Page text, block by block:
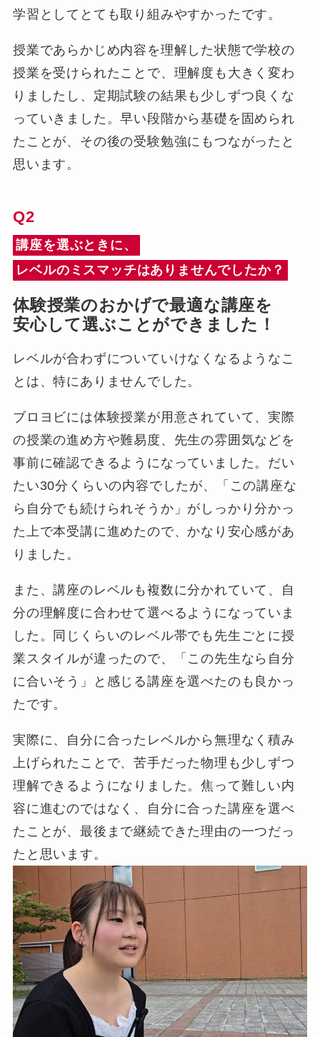
学習としてとても取り組みやすかったです。
授業であらかじめ内容を理解した状態で学校の
授業を受けられたことで、理解度も大きく変わ
りましたし、定期試験の結果も少しずつ良くな
っていきました。早い段階から基礎を固められ
たことが、その後の受験勉強にもつながったと
思います。
Q2
講座を選ぶときに、
レベルのミスマッチはありませんでしたか？
体験授業のおかげで最適な講座を
安心して選ぶことができました！
レベルが合わずについていけなくなるようなこ
とは、特にありませんでした。
ブロヨビには体験授業が用意されていて、実際
の授業の進め方や難易度、先生の雰囲気などを
事前に確認できるようになっていました。だい
たい30分くらいの内容でしたが、「この講座な
ら自分でも続けられそうか」がしっかり分かっ
た上で本受講に進めたので、かなり安心感があ
りました。
また、講座のレベルも複数に分かれていて、自
分の理解度に合わせて選べるようになっていま
した。同じくらいのレベル帯でも先生ごとに授
業スタイルが違ったので、「この先生なら自分
に合いそう」と感じる講座を選べたのも良かっ
たです。
実際に、自分に合ったレベルから無理なく積み
上げられたことで、苦手だった物理も少しずつ
理解できるようになりました。焦って難しい内
容に進むのではなく、自分に合った講座を選べ
たことが、最後まで継続できた理由の一つだっ
たと思います。